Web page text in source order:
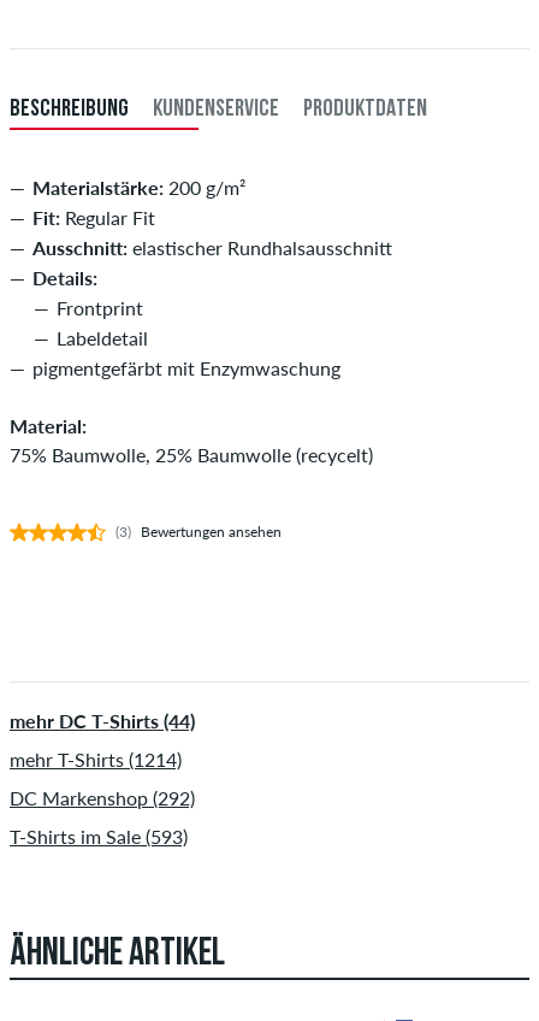
XXXL 60 121-127 108-114 121-127
Zahlung.
BESCHREIBUNG KUNDENSERVICE PRODUKTDATEN
Materialstärke: 200 g/m²
Fit: Regular Fit
Ausschnitt: elastischer Rundhalsausschnitt
Details:
Frontprint
Labeldetail
pigmentgefärbt mit Enzymwaschung
Material:
75% Baumwolle, 25% Baumwolle (recycelt)
(3) Bewertungen ansehen
mehr DC T-Shirts (44)
mehr T-Shirts (1214)
DC Markenshop (292)
T-Shirts im Sale (593)
ÄHNLICHE ARTIKEL